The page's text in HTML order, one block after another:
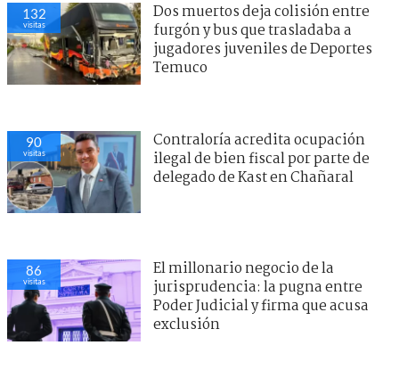
132
visitas
Dos muertos deja colisión entre
furgón y bus que trasladaba a
jugadores juveniles de Deportes
Temuco
90
visitas
Contraloría acredita ocupación
ilegal de bien fiscal por parte de
delegado de Kast en Chañaral
86
visitas
El millonario negocio de la
jurisprudencia: la pugna entre
Poder Judicial y firma que acusa
exclusión